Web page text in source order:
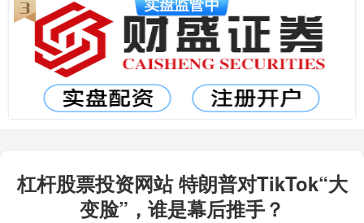
杠杆股票投资网站 特朗普对TikTok“大
变脸”，谁是幕后推手？